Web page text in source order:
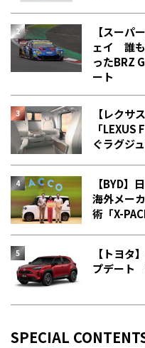
【スーパ
ェイ 誰も
った
ート
【レクサ
「
ぐラグジ
【BYD】
海外メー
術「X-
【トヨタ
プデート
SPECIAL